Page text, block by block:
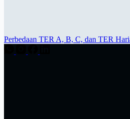
Perbedaan TER A, B, C, dan TER